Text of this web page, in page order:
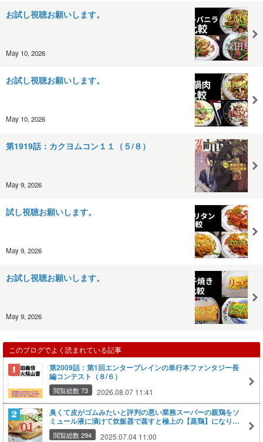
お試し視聴お願いします。
May 10, 2026
お試し視聴お願いします。
May 10, 2026
第1919話：カクヨムコン１１（５/８）
May 9, 2026
試し視聴お願いします。
May 9, 2026
お試し視聴お願いします。
May 9, 2026
このブログでよく読まれている記事
第2009話：第1回エンターブレインの単行本ファンタジー長
編コンテスト（８/６）
閲覧総数 73 2026.08.07 11:41
臭くて皮がゴムみたいと評判の悪い業務スーパーの親鶏をソ
ミュール液に漬けて炊飯器で蒸すと極上の【蒸鶏】になりま
す。
閲覧総数 294 2025.07.04 11:00